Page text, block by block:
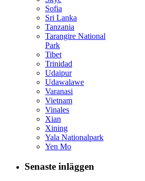
Sofia
Sri Lanka
Tanzania
Tarangire National
Park
Tibet
Trinidad
Udaipur
Udawalawe
Varanasi
Vietnam
Vinales
Xian
Xining
Yala Nationalpark
Yen Mo
Senaste inläggen